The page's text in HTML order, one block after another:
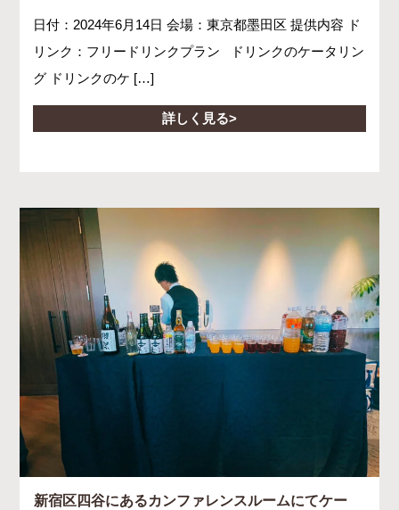
日付：2024年6月14日 会場：東京都墨田区 提供内容 ド
リンク：フリードリンクプラン ドリンクのケータリン
グ ドリンクのケ […]
詳しく見る
新宿区四谷にあるカンファレンスルームにてケー